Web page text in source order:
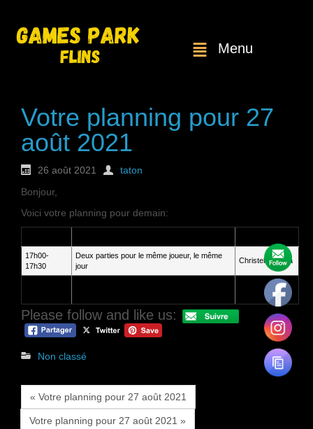
Menu
Votre planning pour 27
août 2021
26 août 2021
taton
Bonjour,
Voici votre planning pour demain:
17h00-
17h30
Deux parties pour le même joueur, le même
jour
Christelle Sarda
Amandine
Please follow and like us:
Non classé
« Votre planning pour 27 août 2021
Votre planning pour 27 août 2021 »